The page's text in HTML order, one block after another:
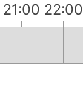
21:00 22:00